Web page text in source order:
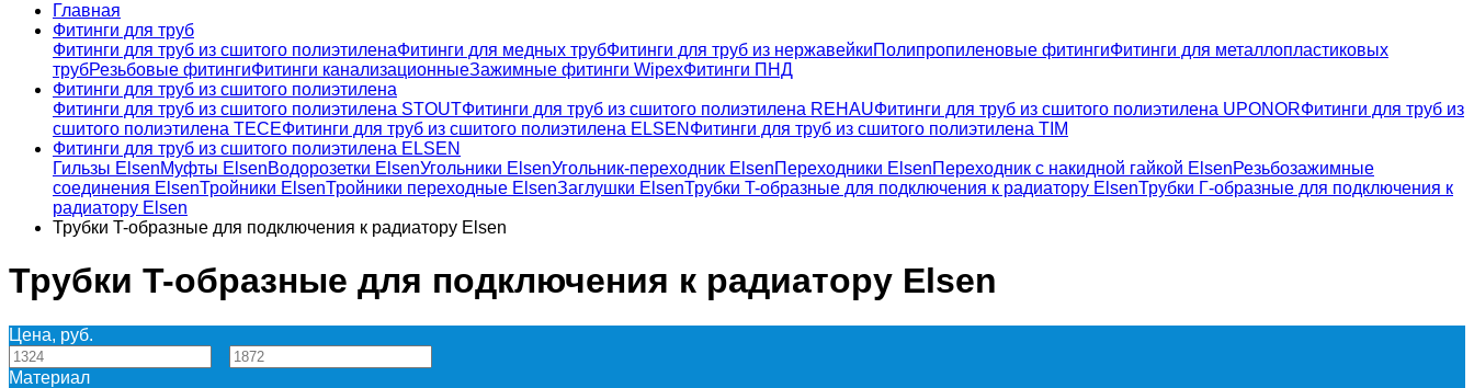
Главная
Фитинги для труб
Фитинги для труб из сшитого полиэтиленаФитинги для медных трубФитинги для труб из нержавейкиПолипропиленовые фитингиФитинги для металлопластиковых
трубРезьбовые фитингиФитинги канализационныеЗажимные фитинги WipexФитинги ПНД
Фитинги для труб из сшитого полиэтилена
Фитинги для труб из сшитого полиэтилена STOUTФитинги для труб из сшитого полиэтилена REHAUФитинги для труб из сшитого полиэтилена UPONORФитинги для труб из
сшитого полиэтилена TECEФитинги для труб из сшитого полиэтилена ELSEN Фитинги для труб из сшитого полиэтилена TIM
Фитинги для труб из сшитого полиэтилена ELSEN
Гильзы ElsenМуфты ElsenВодорозетки ElsenУгольники ElsenУгольник-переходник ElsenПереходники ElsenПереходник с накидной гайкой ElsenРезьбозажимные
соединения ElsenТройники ElsenТройники переходные ElsenЗаглушки ElsenТрубки T-образные для подключения к радиатору ElsenТрубки Г-образные для подключения к
радиатору Elsen
Трубки T-образные для подключения к радиатору Elsen
Трубки T-образные для подключения к радиатору Elsen
Цена, руб.
Материал